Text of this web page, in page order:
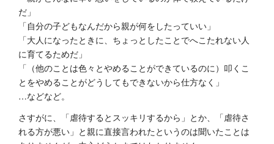
だ」
「自分の子どもなんだから親が何をしたっていい」
「大人になったときに、ちょっとしたことでへこたれない人
に育てるためだ」
「（他のことは色々とやめることができているのに）叩くこ
とをやめることがどうしてもできないから仕方なく」
…などなど。
さすがに、「虐待するとスッキリするから」とか、「虐待さ
れる方が悪い」と親に直接言われたというのは聞いたことは